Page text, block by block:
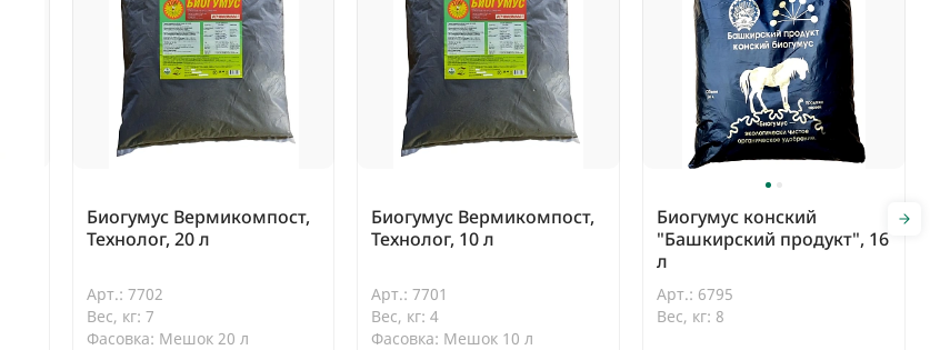
Биогумус Вермикомпост,
Технолог, 20 л
Арт.: 7702
Вес, кг: 7
Фасовка: Мешок 20 л
Биогумус Вермикомпост,
Технолог, 10 л
Арт.: 7701
Вес, кг: 4
Фасовка: Мешок 10 л
Биогумус конский
"Башкирский продукт", 16
л
Арт.: 6795
Вес, кг: 8